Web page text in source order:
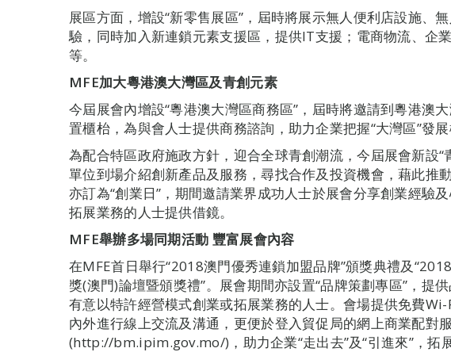
展區方面，增設“新零售展區”，屆時將展示無人便利店設施、
驗，同時加入新連鎖元素支援區，提供IT支援；電商物流、企
等。
MFE加大粵港澳大灣區及青創元素
今屆展會內增設“粵港澳大灣區商務區”，屆時將邀請到粵港澳
置櫃枱，為與會人士提供商務諮詢，助力企業把握“大灣區”發展
為配合特區政府施政方針，迎合全球青創潮流，今屆展會新設“
單位到場介紹創新產品及服務，尋找合作及投資機會，藉此推
亦訂為“創業日”，期間邀請業界成功人士於展會分享創業經驗
拓展業務的人士提供借鏡。
MFE舉辦多場同期活動 豐富展會內容
在MFE首日舉行“2018澳門優秀連鎖加盟品牌”頒獎典禮及
獎(澳門)論壇暨頒獎禮”。展會期間亦設置“品牌策劃專區”，提
有意以特許經營模式創業或拓展業務的人士。會場提供免費
內外進行線上交流及溝通，更便於登入貿促局的網上商業配對
(http://bm.ipim.gov.mo/)，助力企業“走出去”及“引進來”，拓展